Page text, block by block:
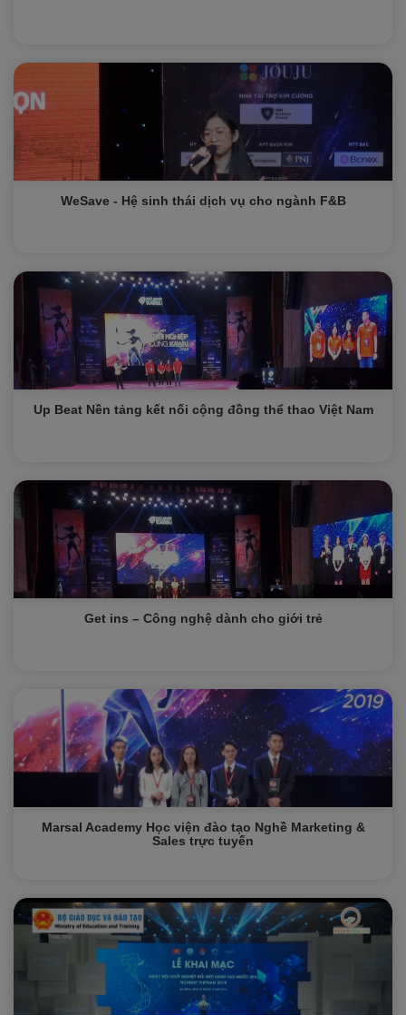
WeSave - Hệ sinh thái dịch vụ cho ngành F&B
Up Beat Nền tảng kết nối cộng đồng thể thao Việt Nam
Get ins – Công nghệ dành cho giới trẻ
Marsal Academy Học viện đào tạo Nghề Marketing &
Sales trực tuyến